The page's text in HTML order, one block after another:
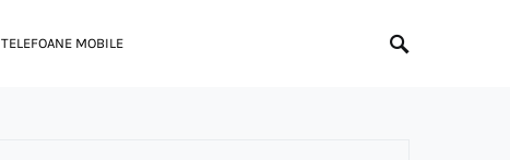
TELEFOANE MOBILE